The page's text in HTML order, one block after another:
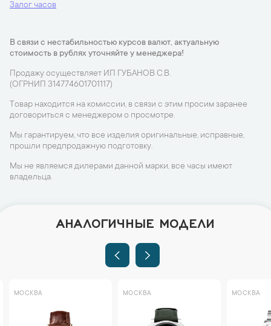
Залог часов
В связи с нестабильностью курсов валют, актуальную
стоимость в рублях уточняйте у менеджера!
Продажу осуществляет ИП ГУБАНОВ С.В.
(ОГРНИП 314774601701117)
Товар находится на комиссии, в связи с этим просим заранее
договориться с менеджером о просмотре.
Мы гарантируем, что все изделия оригинальные, исправные,
прошли предпродажную подготовку.
Мы не являемся дилерами данной марки, все часы имеют
владельца.
АНАЛОГИЧНЫЕ МОДЕЛИ
МОСКВА МОСКВА МОСКВА